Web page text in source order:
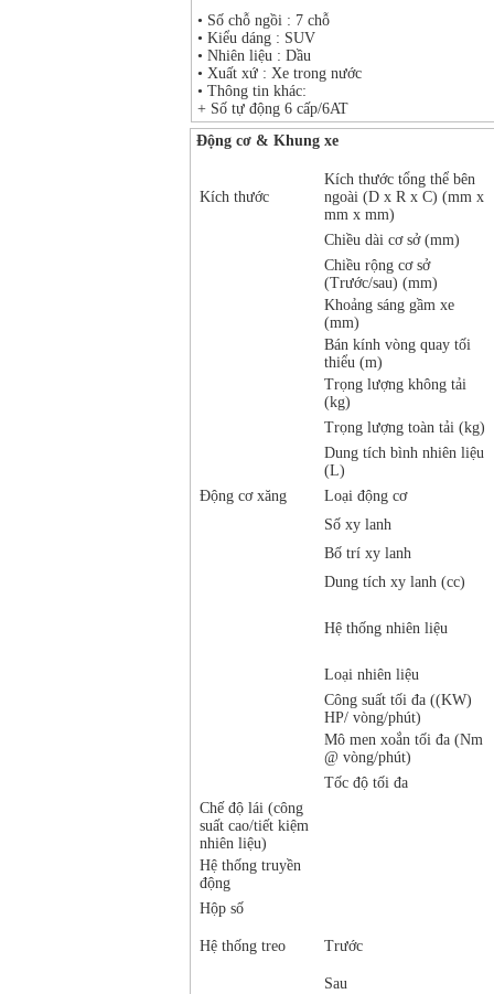
• Số chỗ ngồi : 7 chỗ
• Kiểu dáng : SUV
• Nhiên liệu : Dầu
• Xuất xứ : Xe trong nước
• Thông tin khác:
+ Số tự động 6 cấp/6AT
Động cơ & Khung xe
Kích thước
Kích thước tổng thể bên
ngoài (D x R x C) (mm x
mm x mm)
Chiều dài cơ sở (mm)
Chiều rộng cơ sở
(Trước/sau) (mm)
Khoảng sáng gầm xe
(mm)
Bán kính vòng quay tối
thiểu (m)
Trọng lượng không tải
(kg)
Trọng lượng toàn tải (kg)
Dung tích bình nhiên liệu
(L)
Động cơ xăng
Loại động cơ
Số xy lanh
Bố trí xy lanh
Dung tích xy lanh (cc)
Hệ thống nhiên liệu
Loại nhiên liệu
Công suất tối đa ((KW)
HP/ vòng/phút)
Mô men xoắn tối đa (Nm
@ vòng/phút)
Tốc độ tối đa
Chế độ lái (công
suất cao/tiết kiệm
nhiên liệu)
Hệ thống truyền
động
Hộp số
Hệ thống treo Trước
Sau